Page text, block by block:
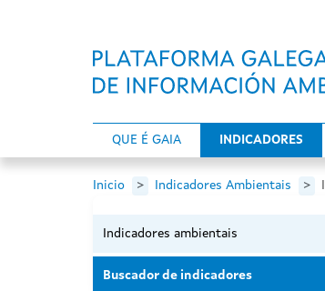
QUE É GAIA INDICADORES
Inicio Indicadores Ambientais
Indicadores ambientais
Buscador de indicadores